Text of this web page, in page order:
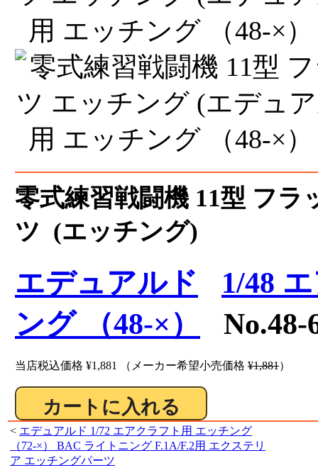
零式練習戦闘機 11型 フラ
ツ (エッチング)
エデュアルド
1/48
ング （48-×）
No.48-
当店税込価格 ¥1,881 （メーカー希望小売価格 ¥1,881）
< エデュアルド 1/72 エアクラフト用 エッチング
（72-×） BAC ライトニング F.1A/F.2用 エクステリ
ア エッチングパーツ